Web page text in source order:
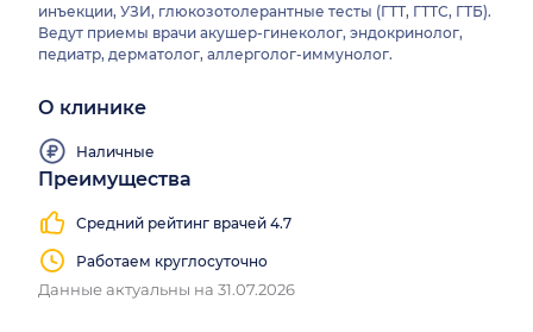
инъекции, УЗИ, глюкозотолерантные тесты (ГТТ, ГТТС, ГТБ).
Ведут приемы врачи акушер-гинеколог, эндокринолог,
педиатр, дерматолог, аллерголог-иммунолог.
О клинике
Наличные
Преимущества
Средний рейтинг врачей 4.7
Работаем круглосуточно
Данные актуальны на 31.07.2026